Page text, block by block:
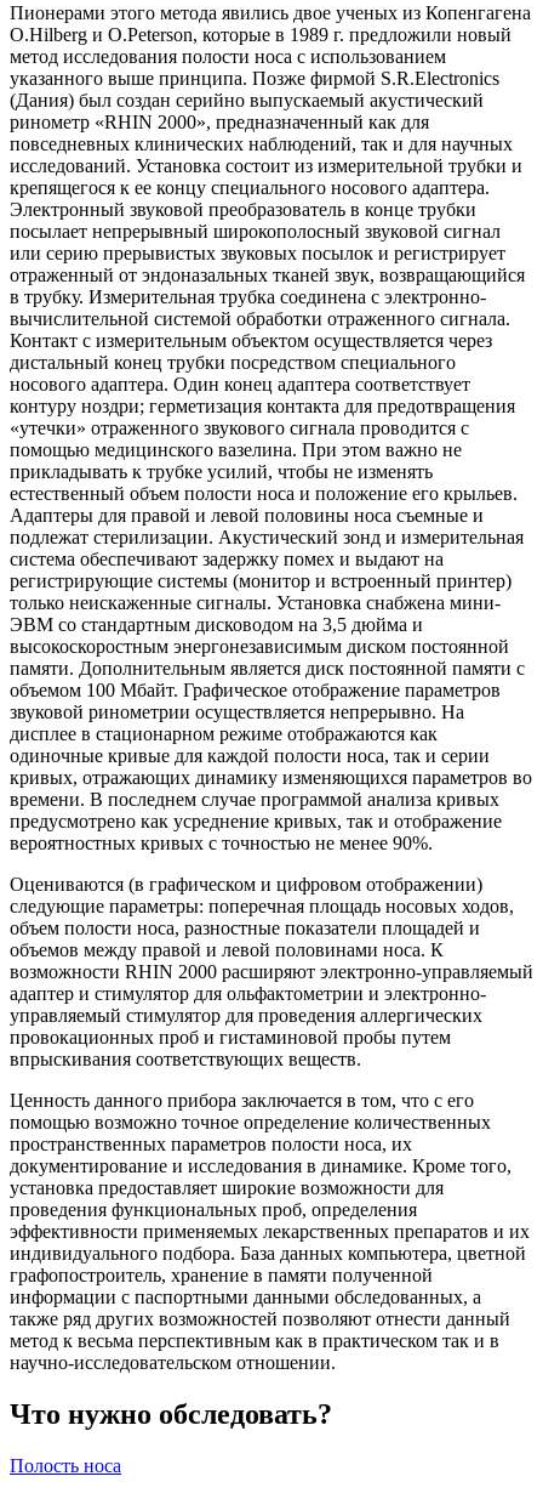
Пионерами этого метода явились двое ученых из Копенгагена
O.Hilberg и O.Peterson, которые в 1989 г. предложили новый
метод исследования полости носа с использованием
указанного выше принципа. Позже фирмой S.R.Electronics
(Дания) был создан серийно выпускаемый акустический
ринометр «RHIN 2000», предназначенный как для
повседневных клинических наблюдений, так и для научных
исследований. Установка состоит из измерительной трубки и
крепящегося к ее концу специального носового адаптера.
Электронный звуковой преобразователь в конце трубки
посылает непрерывный широкополосный звуковой сигнал
или серию прерывистых звуковых посылок и регистрирует
отраженный от эндоназальных тканей звук, возвращающийся
в трубку. Измерительная трубка соединена с электронно-
вычислительной системой обработки отраженного сигнала.
Контакт с измерительным объектом осуществляется через
дистальный конец трубки посредством специального
носового адаптера. Один конец адаптера соответствует
контуру ноздри; герметизация контакта для предотвращения
«утечки» отраженного звукового сигнала проводится с
помощью медицинского вазелина. При этом важно не
прикладывать к трубке усилий, чтобы не изменять
естественный объем полости носа и положение его крыльев.
Адаптеры для правой и левой половины носа съемные и
подлежат стерилизации. Акустический зонд и измерительная
система обеспечивают задержку помех и выдают на
регистрирующие системы (монитор и встроенный принтер)
только неискаженные сигналы. Установка снабжена мини-
ЭВМ со стандартным дисководом на 3,5 дюйма и
высокоскоростным энергонезависимым диском постоянной
памяти. Дополнительным является диск постоянной памяти с
объемом 100 Мбайт. Графическое отображение параметров
звуковой ринометрии осуществляется непрерывно. На
дисплее в стационарном режиме отображаются как
одиночные кривые для каждой полости носа, так и серии
кривых, отражающих динамику изменяющихся параметров во
времени. В последнем случае программой анализа кривых
предусмотрено как усреднение кривых, так и отображение
вероятностных кривых с точностью не менее 90%.
Оцениваются (в графическом и цифровом отображении)
следующие параметры: поперечная площадь носовых ходов,
объем полости носа, разностные показатели площадей и
объемов между правой и левой половинами носа. К
возможности RHIN 2000 расширяют электронно-управляемый
адаптер и стимулятор для ольфактометрии и электронно-
управляемый стимулятор для проведения аллергических
провокационных проб и гистаминовой пробы путем
впрыскивания соответствующих веществ.
Ценность данного прибора заключается в том, что с его
помощью возможно точное определение количественных
пространственных параметров полости носа, их
документирование и исследования в динамике. Кроме того,
установка предоставляет широкие возможности для
проведения функциональных проб, определения
эффективности применяемых лекарственных препаратов и их
индивидуального подбора. База данных компьютера, цветной
графопостроитель, хранение в памяти полученной
информации с паспортными данными обследованных, а
также ряд других возможностей позволяют отнести данный
метод к весьма перспективным как в практическом так и в
научно-исследовательском отношении.
Что нужно обследовать?
Полость носа